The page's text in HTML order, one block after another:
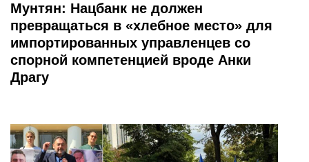
Мунтян: Нацбанк не должен
превращаться в «хлебное место» для
импортированных управленцев со
спорной компетенцией вроде Анки
Драгу